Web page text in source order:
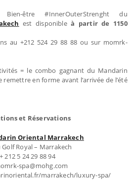
être #InnerOuterStrenght du
est disponibleà partir de 1150
au +212 524 29 88 88 ou sur momrk-
= le combo gagnant du Mandarin
en forme avant l’arrivée de l’été
et Réservations
Oriental Marrakech
Royal – Marrakech
212 5 24 29 88 94
spa@mohg.com
marrakech/luxury-spa/